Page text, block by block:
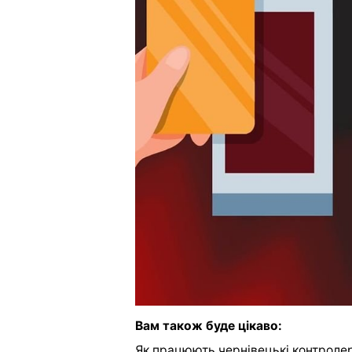
Вам також буде цікаво: